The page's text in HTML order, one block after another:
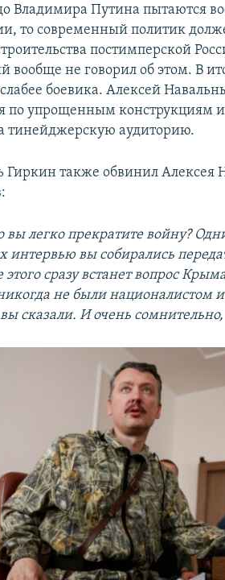
Владимира Путина пытаются
то современный политик
постимперской
вообще не говорил об этом. В
боевика. Алексей
по упрощенным конструкциям
тинейджерскую аудиторию.
Гиркин также обвинил Алексея
вы легко прекратите войну?
интервью вы собирались
этого сразу встанет вопрос
не были националистом и
вы сказали. И очень